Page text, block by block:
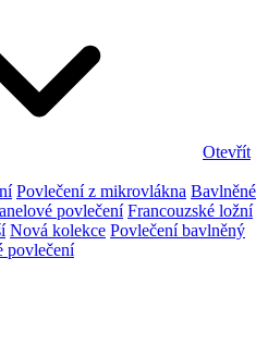
Otevřít
Povlečení z mikrovlákna Bavlněné
povlečení Francouzské ložní
Nová kolekce Povlečení bavlněný
povlečení